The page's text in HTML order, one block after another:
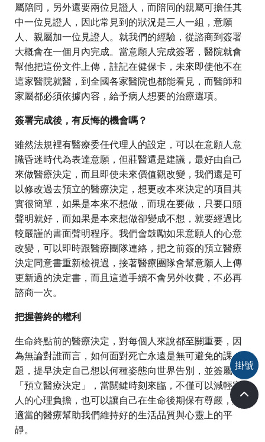
屬陪同，另外還要兩位見證人，而陪同的親屬可擔任其
中一位見證人，因此常見到的狀況是三人一組，意願
人、親屬加一位見證人。就我們的經驗，從諮商到簽署
大概會在一個月內完成。當意願人完成簽署，醫院就會
幫他把這份文件上傳，註記在健保卡，未來即使他不在
這家醫院就醫，到全國各家醫院也都能看見，而醫師和
家屬都必須依據內容，給予病人想要的治療選項。
簽署完成後，有反悔的機會嗎？
雖然法規裡有醫療委任代理人的設定，可以在意願人意
識昏迷時代為表達意願，但莊醫還是建議，最好由自己
來做醫療決定，而且即使未來價值觀改變，我們還是可
以修改過去預立的醫療決定，想更改本來決定的項目其
實很簡單，如果是本來不想做，而現在要做，只要口頭
聲明就好，而如果是本來想做卻變成不想，就要經過比
較嚴謹的書面聲明程序。我們會鼓勵如果意願人的心意
改變，可以即時跟醫療團隊連絡，把之前簽的預立醫療
決定同意書重新檢視過，接著醫療團隊會幫意願人上傳
更新過的決定書，而且這道手續不會另外收費，不必再
諮商一次。
把握善終的權利
生命終點前的醫療決定，對每個人來說都至關重要，因
為無論對誰而言，如何面對死亡永遠是無可避免的課
題，提早決定自己想以何種姿態向世界告別，並簽屬
「預立醫療決定」，當關鍵時刻來臨，不僅可以減輕家
人的心理負擔，也可以讓自己在生命後期保有尊嚴，讓
適當的醫療幫助我們維持好的生活品質與心靈上的平
靜。
掛號